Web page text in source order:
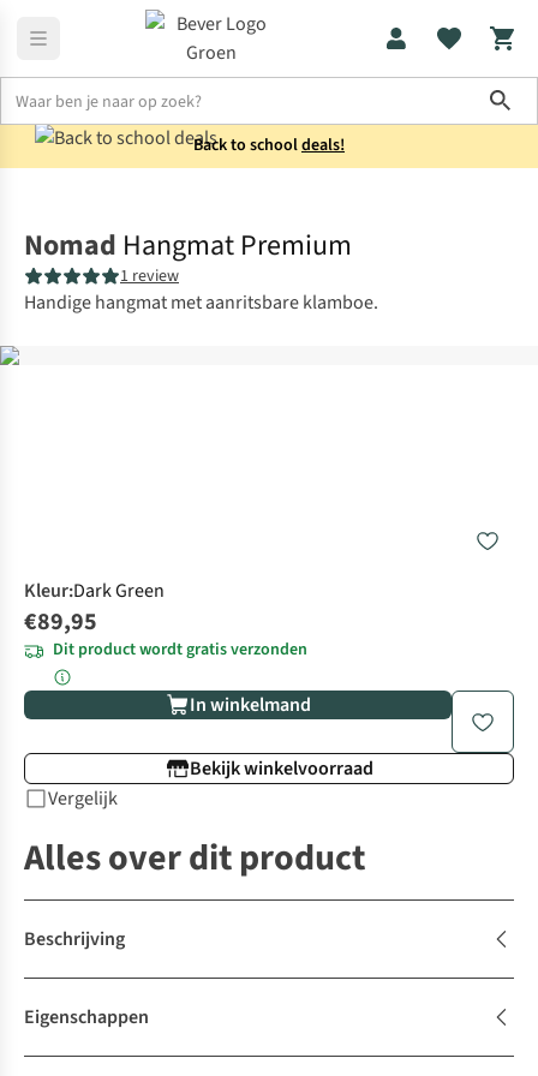
Back to schooldeals!
Nomad Hangmat Premium
1 review
Handige hangmat met aanritsbare klamboe.
Kleur:Dark Green
€89,95
Dit product wordt gratis verzonden
In winkelmand
Bekijk winkelvoorraad
Vergelijk
Alles over dit product
Beschrijving
Eigenschappen